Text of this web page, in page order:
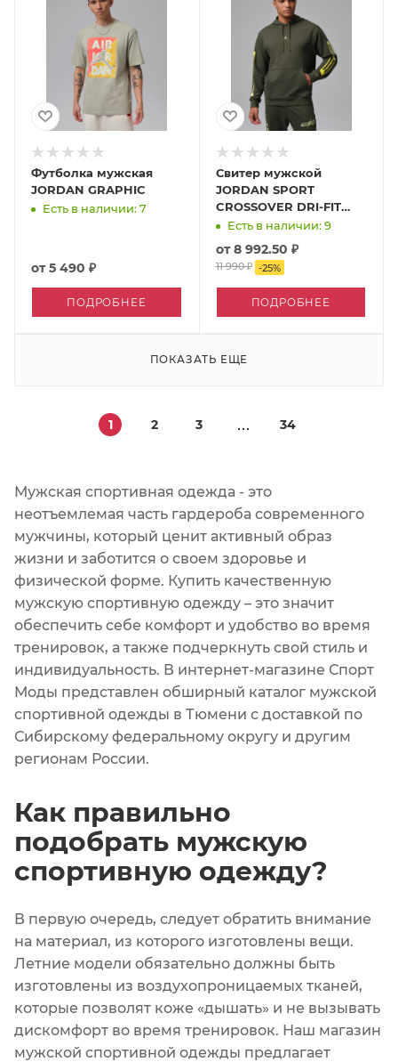
Футболка мужская
JORDAN GRAPHIC
Есть в наличии: 7
от5 490 ₽
ПОДРОБНЕЕ
Свитер мужской
JORDAN SPORT
CROSSOVER DRI-FIT
FLEECE GRAPHIC с
Есть в наличии: 9
от8 992.50 ₽
11 990 ₽ -25%
ПОДРОБНЕЕ
ПОКАЗАТЬ ЕЩЕ
1 2 3 34
Мужская спортивная одежда - это
неотъемлемая часть гардероба современного
мужчины, который ценит активный образ
жизни и заботится о своем здоровье и
физической форме. Купить качественную
мужскую спортивную одежду – это значит
обеспечить себе комфорт и удобство во время
тренировок, а также подчеркнуть свой стиль и
индивидуальность. В интернет-магазине Спорт
Моды представлен обширный каталог мужской
спортивной одежды в Тюмени с доставкой по
Сибирскому федеральному округу и другим
регионам России.
Как правильно
подобрать мужскую
спортивную одежду?
В первую очередь, следует обратить внимание
на материал, из которого изготовлены вещи.
Летние модели обязательно должны быть
изготовлены из воздухопроницаемых тканей,
которые позволят коже «дышать» и не вызывать
дискомфорт во время тренировок. Наш магазин
мужской спортивной одежды предлагает